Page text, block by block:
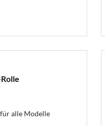
alle Modelle